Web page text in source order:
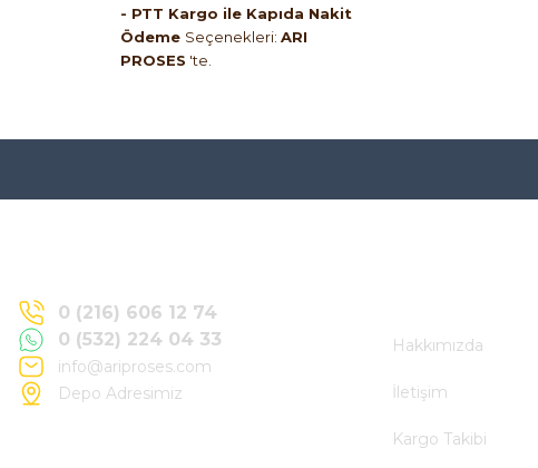
- PTT Kargo ile Kapıda Nakit
Ödeme Seçenekleri: ARI
PROSES 'te.
0 (216) 606 12 74
0 (532) 224 04 33
info@ariproses.com
Depo Adresimiz
Hakkımızda
İletişim
Kargo Takibi